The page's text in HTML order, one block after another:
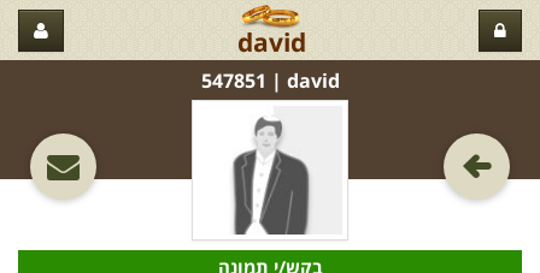
david
david‏ | 547851
בקש/י תמונה